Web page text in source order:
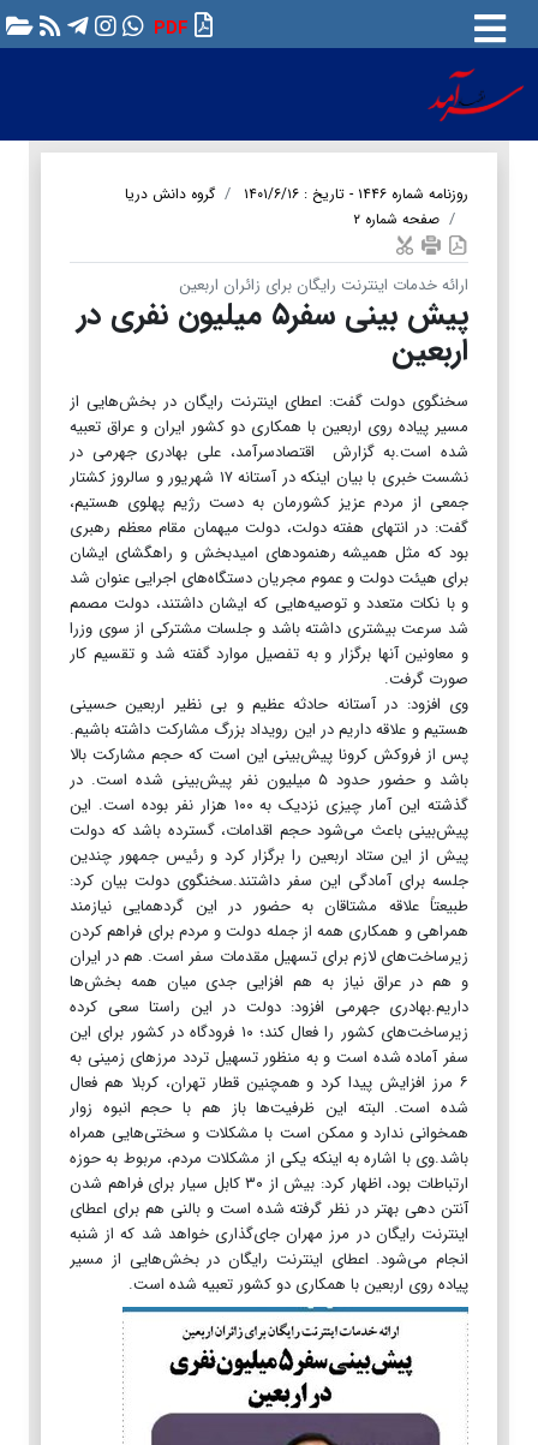
PDF
روزنامه شماره ۱۴۴۶ - تاریخ : ۱۴۰۱/۶/۱۶
گروه دانش دریا
صفحه شماره ۲
ارائه خدمات اینترنت رایگان برای زائران اربعین
پیش بینی سفر۵ میلیون نفری در
اربعین
سخنگوی دولت گفت: اعطای اینترنت رایگان در بخش‌هایی از
مسیر پیاده روی اربعین با همکاری دو کشور ایران و عراق تعبیه
شده است.به گزارش اقتصادسرآمد، علی بهادری جهرمی در
نشست خبری با بیان اینکه در آستانه ۱۷ شهریور و سالروز کشتار
جمعی از مردم عزیز کشورمان به دست رژیم پهلوی هستیم،
گفت: در انتهای هفته دولت، دولت میهمان مقام معظم رهبری
بود که مثل همیشه رهنمودهای امیدبخش و راهگشای ایشان
برای هیئت دولت و عموم مجریان دستگاه‌های اجرایی عنوان شد
و با نکات متعدد و توصیه‌هایی که ایشان داشتند، دولت مصمم
شد سرعت بیشتری داشته باشد و جلسات مشترکی از سوی وزرا
و معاونین آنها برگزار و به تفصیل موارد گفته شد و تقسیم کار
صورت گرفت.
وی افزود: در آستانه حادثه عظیم و بی نظیر اربعین حسینی
هستیم و علاقه داریم در این رویداد بزرگ مشارکت داشته باشیم.
پس از فروکش کرونا پیش‌بینی این است که حجم مشارکت بالا
باشد و حضور حدود ۵ میلیون نفر پیش‌بینی شده است. در
گذشته این آمار چیزی نزدیک به ۱۰۰ هزار نفر بوده است. این
پیش‌بینی باعث می‌شود حجم اقدامات، گسترده باشد که دولت
پیش از این ستاد اربعین را برگزار کرد و رئیس جمهور چندین
جلسه برای آمادگی این سفر داشتند.سخنگوی دولت بیان کرد:
طبیعتاً علاقه مشتاقان به حضور در این گردهمایی نیازمند
همراهی و همکاری همه از جمله دولت و مردم برای فراهم کردن
زیرساخت‌های لازم برای تسهیل مقدمات سفر است. هم در ایران
و هم در عراق نیاز به هم افزایی جدی میان همه بخش‌ها
داریم.بهادری جهرمی افزود: دولت در این راستا سعی کرده
زیرساخت‌های کشور را فعال کند؛ ۱۰ فرودگاه در کشور برای این
سفر آماده شده است و به منظور تسهیل تردد مرزهای زمینی به
۶ مرز افزایش پیدا کرد و همچنین قطار تهران، کربلا هم فعال
شده است. البته این ظرفیت‌ها باز هم با حجم انبوه زوار
همخوانی ندارد و ممکن است با مشکلات و سختی‌هایی همراه
باشد.وی با اشاره به اینکه یکی از مشکلات مردم، مربوط به حوزه
ارتباطات بود، اظهار کرد: بیش از ۳۰ کابل سیار برای فراهم شدن
آنتن دهی بهتر در نظر گرفته شده است و بالنی هم برای اعطای
اینترنت رایگان در مرز مهران جای‌گذاری خواهد شد که از شنبه
انجام می‌شود. اعطای اینترنت رایگان در بخش‌هایی از مسیر
پیاده روی اربعین با همکاری دو کشور تعبیه شده است.